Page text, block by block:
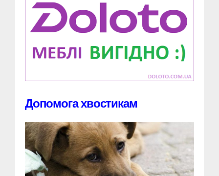
Допомога хвостикам